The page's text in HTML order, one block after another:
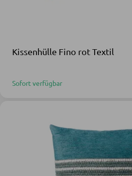
Kissenhülle Fino rot Textil
Sofort verfügbar